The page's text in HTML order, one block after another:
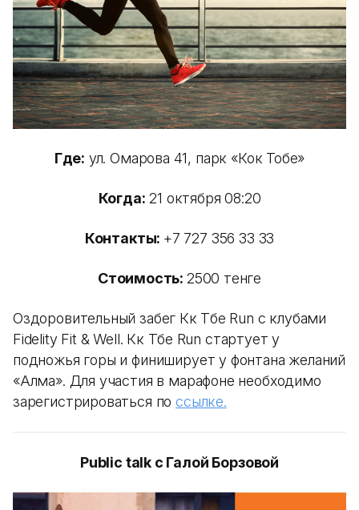
Где: ул. Омарова 41, парк «Кок Тобе»
Когда: 21 октября 08:20
Контакты: +7 727 356 33 33
Стоимость: 2500 тенге
Оздоровительный забег Көк Төбе Run с клубами
Fidelity Fit & Well. Көк Төбе Run стартует у
подножья горы и финиширует у фонтана желаний
«Алма». Для участия в марафоне необходимо
зарегистрироваться поссылке.
Public talk с Галой Борзовой